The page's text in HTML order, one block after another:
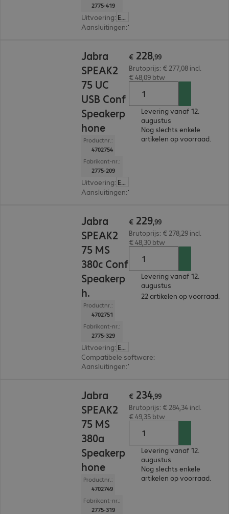
2775-419
Uitvoering: Europa
Aansluitingen:
Jabra
SPEAK2
75 UC
USB Conf
Speakerp
hone
Productnr.:
4702754
Fabrikant-nr.:
2775-209
Uitvoering: Europa
Aansluitingen:
€ 228,99
Brutoprijs: € 277,08 incl.
€ 48,09 btw
Levering vanaf 12.
augustus
Nog slechts enkele
artikelen op voorraad.
Jabra
SPEAK2
75 MS
380c Conf
Speakerp
h.
Productnr.:
4702751
Fabrikant-nr.:
2775-329
Uitvoering: Europa
Compatibele software:
Aansluitingen:
€ 229,99
Brutoprijs: € 278,29 incl.
€ 48,30 btw
Levering vanaf 12.
augustus
22 artikelen op voorraad.
Jabra
SPEAK2
75 MS
380a
Speakerp
hone
Productnr.:
4702749
Fabrikant-nr.:
2775-319
€ 234,99
Brutoprijs: € 284,34 incl.
€ 49,35 btw
Levering vanaf 12.
augustus
Nog slechts enkele
artikelen op voorraad.